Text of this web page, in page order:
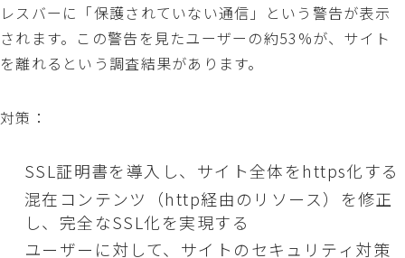
レスバーに「保護されていない通信」という警告が表示
されます。この警告を見たユーザーの約53%が、サイト
を離れるという調査結果があります。
対策：
SSL証明書を導入し、サイト全体をhttps化する
混在コンテンツ（http経由のリソース）を修正
し、完全なSSL化を実現する
ユーザーに対して、サイトのセキュリティ対策